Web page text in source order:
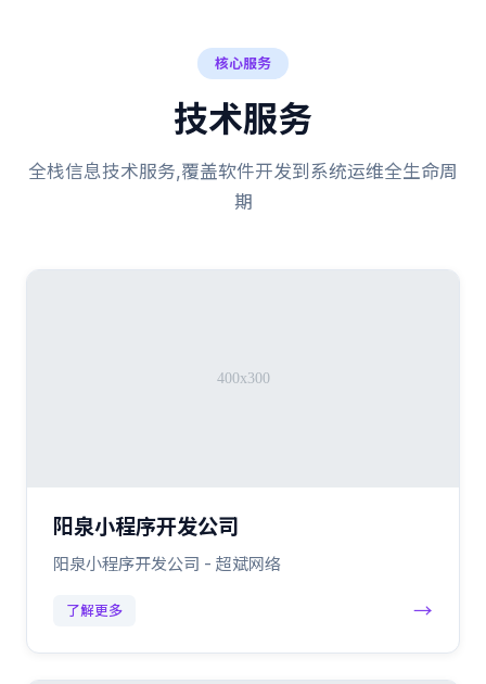
核心服务
技术服务
全栈信息技术服务,覆盖软件开发到系统运维全生命周
期
阳泉小程序开发公司
阳泉小程序开发公司 - 超斌网络
了解更多 →